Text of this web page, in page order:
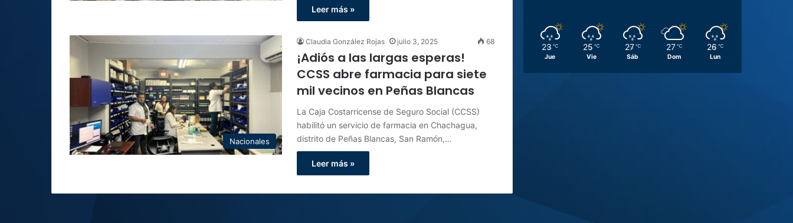
Leer más »
Nacionales
Claudia González Rojas julio 3, 2025 68
¡Adiós a las largas esperas!
CCSS abre farmacia para siete
mil vecinos en Peñas Blancas
La Caja Costarricense de Seguro Social (CCSS)
habilitó un servicio de farmacia en Chachagua,
distrito de Peñas Blancas, San Ramón,…
Leer más »
23 ℃
Jue
25 ℃
Vie
27 ℃
Sáb
27 ℃
Dom
26 ℃
Lun